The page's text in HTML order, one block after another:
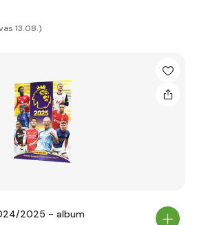
13.08.)
2025 - album